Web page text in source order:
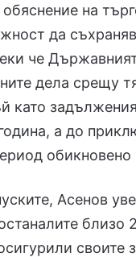
на
да
че
дела срещу
като
а до
обикновено
Асенов
близо
своите